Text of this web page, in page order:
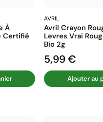
À
Certifié
AVRIL
Avril Crayon
Levres Vrai
Bio 2g
Prix
5,99 €
Ajouter au